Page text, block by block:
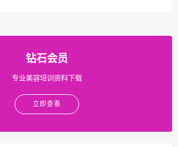
钻石会员
专业美容培训资料下载
立即查看